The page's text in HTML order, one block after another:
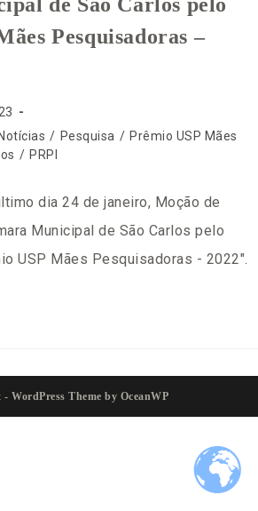
Pesquisadoras –
Notícias / Pesquisa / Prêmio USP Mães
/ PRPI
dia 24 de janeiro, Moção de
Municipal de São Carlos pelo
USP Mães Pesquisadoras - 2022".
WordPress Theme by OceanWP